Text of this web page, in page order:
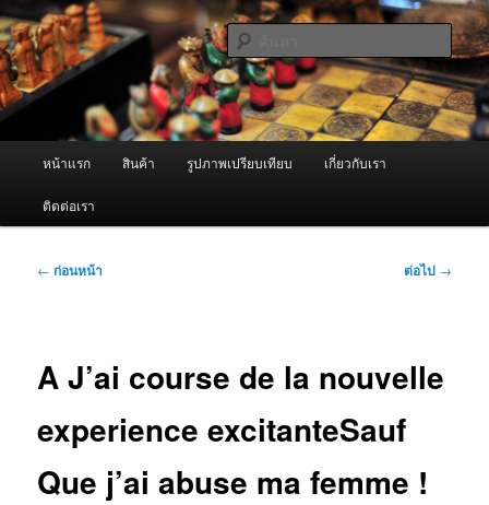
ข้าม
ไป
ยัง
เนื้อหา
หลัก ผู้นำเข้าเครื่องพ่นหมอกควัน Best
Fogger / Fogger One และ อะไหล่
จำหน่ายเครื่องพ่นหมอกควัน คุณภาพดี บริการด้วยความจริงใจ
ค้นหา
หน้าแรก สินค้า รูปภาพเปรียบเทียบ เกี่ยวกับเรา
ติดต่อเรา
เมนู
← ก่อนหน้า ต่อไป →
A J’ai course de la nouvelle
experience excitanteSauf
Que j’ai abuse ma femme !